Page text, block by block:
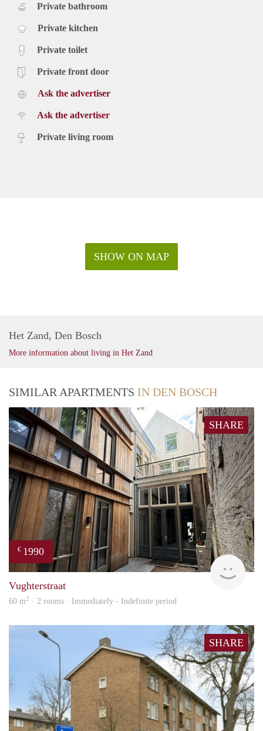
Private bathroom
Private kitchen
Private toilet
Private front door
Ask the advertiser
Ask the advertiser
Private living room
SHOW ON MAP
Het Zand, Den Bosch
More information about living in Het Zand
SIMILAR APARTMENTS IN DEN BOSCH
SHARE
€ 1990
Next
Vughterstraat
60 m2 · 2 rooms · Immediately - Indefinite period
SHARE